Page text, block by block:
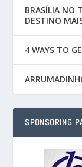
BRASÍLIA NO
DESTINO
4 WAYS TO
SPONSORING